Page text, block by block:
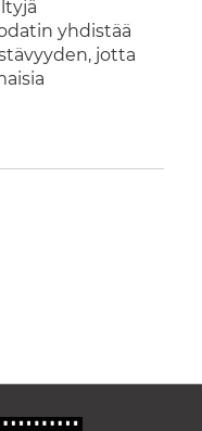
yhdistää
jotta